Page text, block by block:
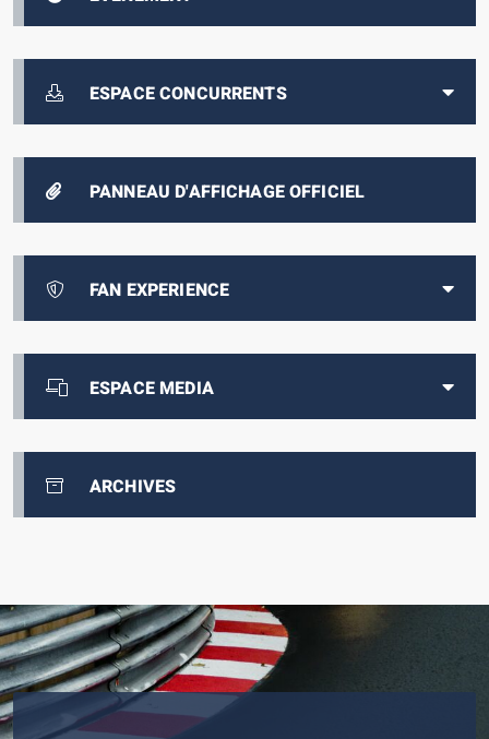
ESPACE CONCURRENTS
PANNEAU D'AFFICHAGE OFFICIEL
FAN EXPERIENCE
ESPACE MEDIA
ARCHIVES